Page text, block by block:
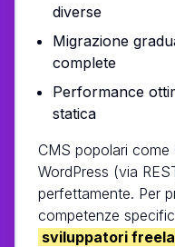
diverse
Migrazione
complete
Performance
statica
CMS popolari
WordPress (via
perfettamente. Per
competenze
sviluppatori